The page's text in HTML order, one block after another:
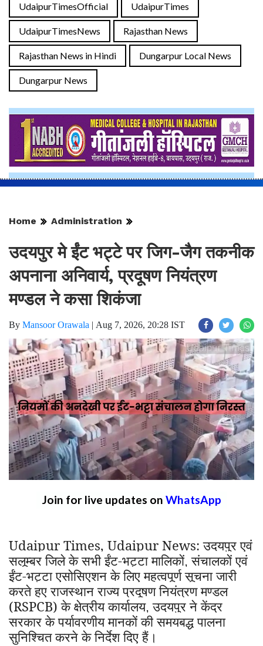
UdaipurTimesOfficial UdaipurTimes
UdaipurTimesNews Rajasthan News
Rajasthan News in Hindi Dungarpur Local News
Dungarpur News
Home Administration
उदयपुर मे ईंट भट्टे पर जिग-जैग तकनीक
अपनाना अनिवार्य, प्रदूषण नियंत्रण
मण्डल ने कसा शिकंजा
By Mansoor Orawala | Aug 7, 2026, 20:28 IST
Join for live updates on WhatsApp
Udaipur Times, Udaipur News:उदयपुर एवं
सलूम्बर जिले के सभी ईंट-भट्टा मालिकों,संचालकों एवं
ईंट-भट्टा एसोसिएशन के लिए महत्वपूर्ण सूचना जारी
करते हुए राजस्थान राज्य प्रदूषण नियंत्रण मण्डल
(RSPCB) के क्षेत्रीय कार्यालय,उदयपुर ने केंद्र
सरकार के पर्यावरणीय मानकों की समयबद्ध पालना
सुनिश्चित करने के निर्देश दिए हैं।